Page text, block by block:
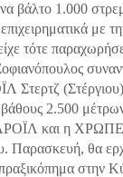
βάλτο 1.000
με
τότε
(Στέργιου),
2.500
και η ΧΡΩΠΕΙ
Παρασκευή, θα
πραξικόπημα στην